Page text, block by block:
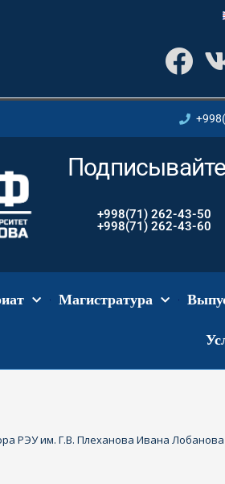
+998(71) 262-43-50
+998(71) 262-43-60
Магистратура
РЭУ им. Г.В. Плеханова Ивана